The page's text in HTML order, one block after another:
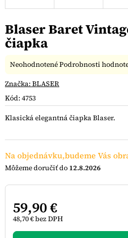
Blaser Baret
čiapka
Kód: 4753
Na objednávku,budeme Vás
12.8.2026
59,90 €
48,70 € bez DPH
Jednotková
Klasická elegantná čiapka Blaser.
Priemerné
produktu
0,0
5
NeohodnotenéPodrobnosti
Značka: BLASER